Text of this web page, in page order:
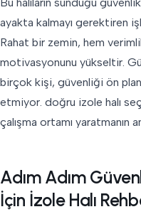
Bu halıların sunduğu
ayakta kalmayı gerektiren
Rahat bir zemin, hem
motivasyonunu yükseltir.
birçok kişi, güvenliği ön
etmiyor. doğru izole halı
çalışma ortamı yaratmanın
Adım Adım
İçin İzole Halı